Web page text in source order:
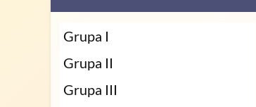
Grupy
Grupa I
Grupa II
Grupa III